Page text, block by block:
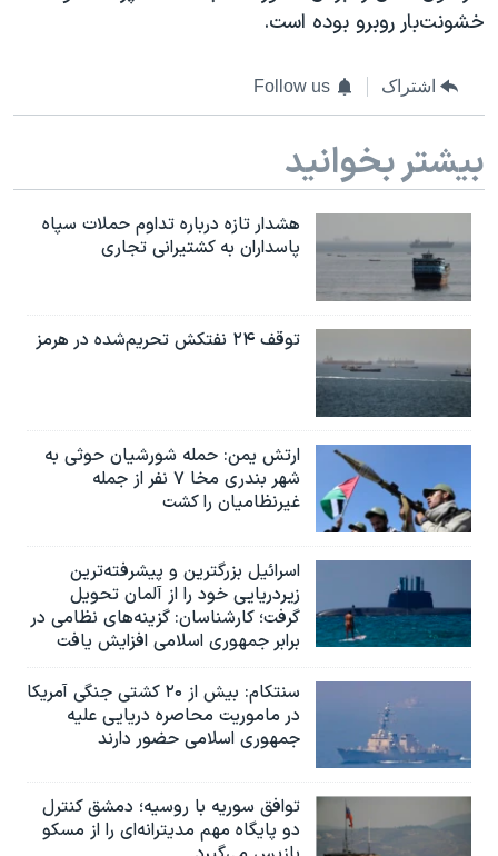
سفر پرزیدنت ترامپ به چین
خشونت‌بار روبرو بوده است.
اشتراک Follow us
بیشتر بخوانید
هشدار تازه درباره تداوم حملات سپاه
پاسداران به کشتیرانی تجاری
توقف ۲۴ نفتکش تحریم‌شده در هرمز
ارتش یمن: حمله شورشیان حوثی به
شهر بندری مخا ۷ نفر از جمله
غیرنظامیان را کشت
اسرائيل بزرگترین و پیشرفته‌ترین
زیردریایی خود را از آلمان تحویل
گرفت؛ کارشناسان: گزینه‌های نظامی در
برابر جمهوری اسلامی افزایش یافت
سنتکام: بیش از ۲۰ کشتی جنگی آمریکا
در ماموریت محاصره دریایی علیه
جمهوری اسلامی حضور دارند
توافق سوریه با روسیه؛ دمشق کنترل
دو پایگاه مهم مدیترانه‌ای را از مسکو